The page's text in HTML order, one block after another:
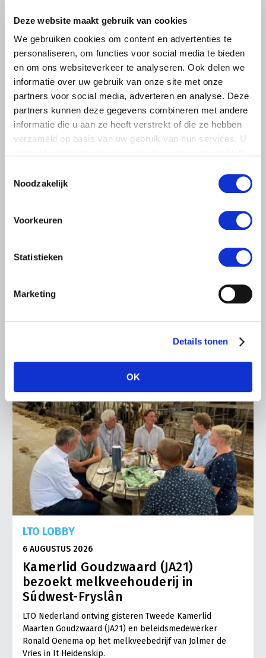
Deze website maakt gebruik van cookies
We gebruiken cookies om content en advertenties te
personaliseren, om functies voor social media te bieden
en om ons websiteverkeer te analyseren. Ook delen we
informatie over uw gebruik van onze site met onze
partners voor social media, adverteren en analyse. Deze
partners kunnen deze gegevens combineren met andere
informatie die u aan ze heeft verstrekt of die ze hebben
verzameld op basis van uw gebruik van hun services. U
Noodzakelijk
Voorkeuren
Statistieken
Marketing
Details tonen
OK
6 AUGUSTUS 2026
dreigende onteigening
ZLTO, LLTB, LTO Noord en LTO Nederland roepen hun
leden op om op vrijdagochtend 14 augustus massaal naar
komen…
LTO LOBBY
6 AUGUSTUS 2026
Kamerlid Goudzwaard (JA21)
bezoekt melkveehouderij in
Súdwest-Fryslân
LTO Nederland ontving gisteren Tweede Kamerlid
Maarten Goudzwaard (JA21) en beleidsmedewerker
Ronald Oenema op het melkveebedrijf van Jolmer de
Vries in It Heidenskip.